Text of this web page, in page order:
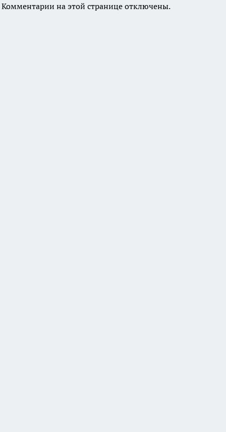
Комментарии на этой странице отключены.